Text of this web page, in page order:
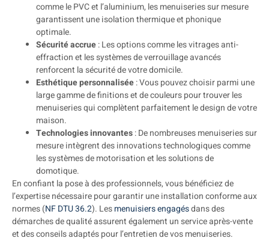
comme le PVC et l’aluminium, les menuiseries sur mesure
garantissent une isolation thermique et phonique
optimale.
Sécurité accrue: Les options comme les vitrages anti-
effraction et les systèmes de verrouillage avancés
renforcent la sécurité de votre domicile.
Esthétique personnalisée: Vous pouvez choisir parmi une
large gamme de finitions et de couleurs pour trouver les
menuiseries qui complètent parfaitement le design de votre
maison.
Technologies innovantes: De nombreuses menuiseries sur
mesure intègrent des innovations technologiques comme
les systèmes de motorisation et les solutions de
domotique.
En confiant la pose à des professionnels, vous bénéficiez de
l’expertise nécessaire pour garantir une installation conforme aux
normes (NF DTU 36.2). Lesmenuisiers engagésdans des
démarches de qualité assurent également un service après-vente
et des conseils adaptés pour l’entretien de vos menuiseries.